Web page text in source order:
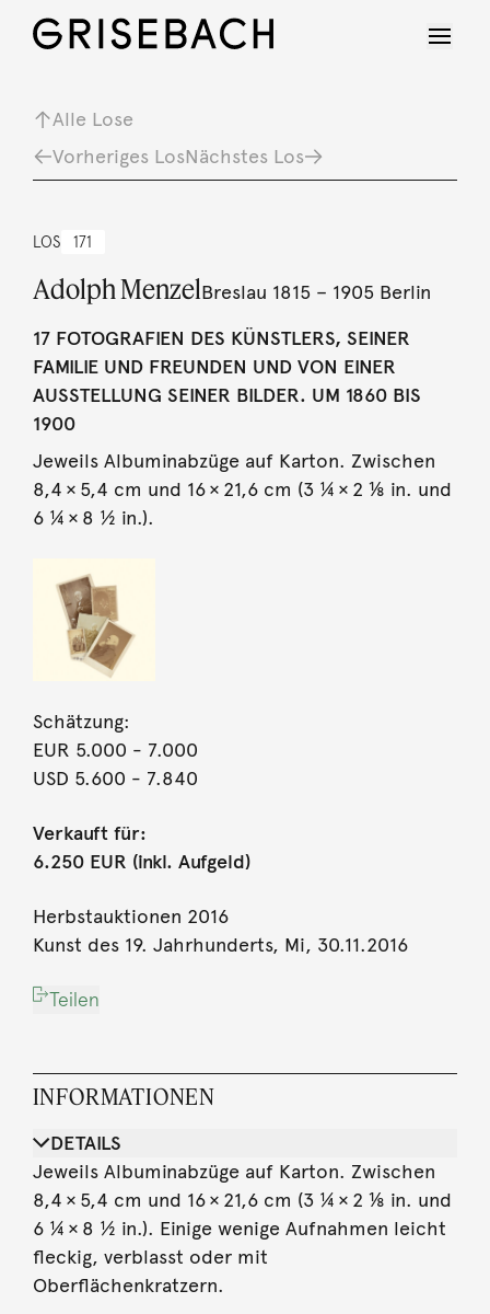
Alle Lose
Vorheriges LosNächstes Los
LOS 171
Adolph MenzelBreslau 1815 – 1905 Berlin
17 FOTOGRAFIEN DES KÜNSTLERS, SEINER
FAMILIE UND FREUNDEN UND VON EINER
AUSSTELLUNG SEINER BILDER. UM 1860 BIS
1900
Jeweils Albuminabzüge auf Karton. Zwischen
8,4 × 5,4 cm und 16 × 21,6 cm (3 ¼ × 2 ⅛ in. und
6 ¼ × 8 ½ in.).
Schätzung:
EUR 5.000 - 7.000
USD 5.600 - 7.840
Verkauft für:
6.250 EUR (inkl. Aufgeld)
Herbstauktionen 2016
Kunst des 19. Jahrhunderts, Mi, 30.11.2016
Teilen
INFORMATIONEN
DETAILS
Jeweils Albuminabzüge auf Karton. Zwischen
8,4 × 5,4 cm und 16 × 21,6 cm (3 ¼ × 2 ⅛ in. und
6 ¼ × 8 ½ in.). Einige wenige Aufnahmen leicht
fleckig, verblasst oder mit
Oberflächenkratzern.